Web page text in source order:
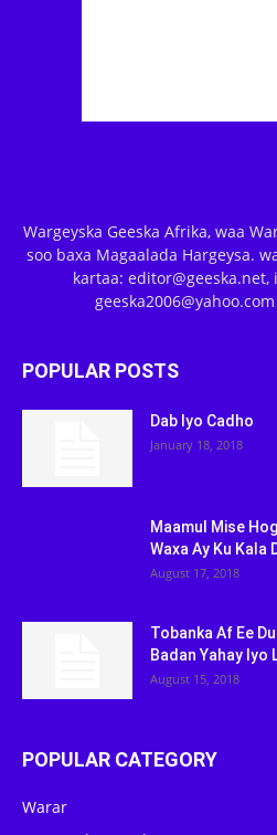
Wargeyska Geeska Afrika, waa
soo baxa Magaalada Hargeysa.
kartaa: editor@geeska.net,
POPULAR POSTS
Dab Iyo Cadho
January 18, 2018
Maamul Mise
Waxa Ay Ku Kala
August 17, 2018
Tobanka Af Ee
Badan Yahay Iyo
August 15, 2018
POPULAR CATEGORY
Warar